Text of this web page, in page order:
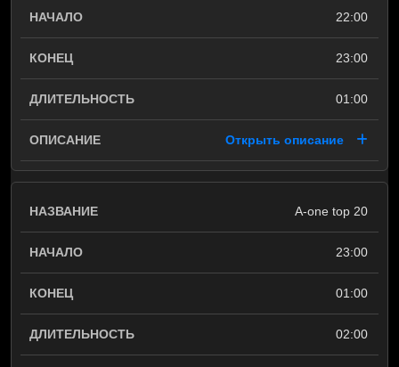
22:00
23:00
01:00
Открыть описание
A-one top 20
23:00
01:00
02:00